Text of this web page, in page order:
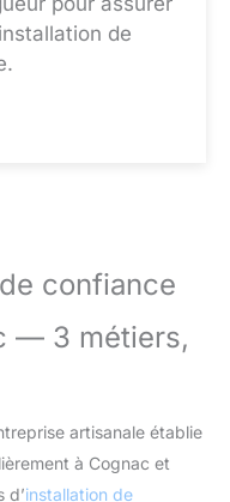
de
confiance
— 3 métiers,
artisanale établie
à Cognac et
d’installation de